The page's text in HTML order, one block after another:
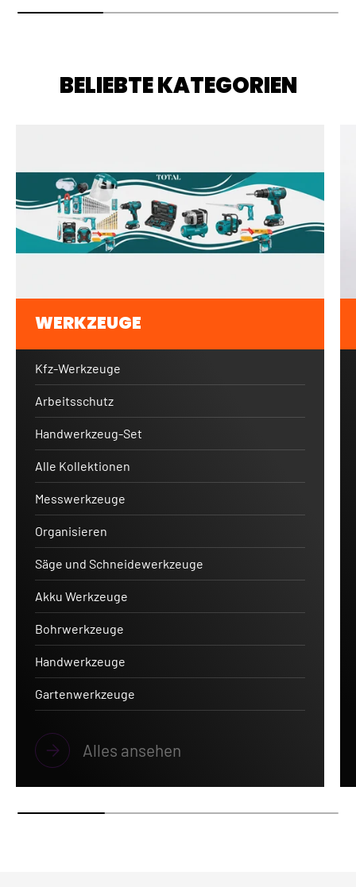
BELIEBTE KATEGORIEN
WERKZEUGE
Kfz-Werkzeuge
Arbeitsschutz
Handwerkzeug-Set
Alle Kollektionen
Messwerkzeuge
Organisieren
Säge und Schneidewerkzeuge
Akku Werkzeuge
Bohrwerkzeuge
Handwerkzeuge
Gartenwerkzeuge
Alles ansehen